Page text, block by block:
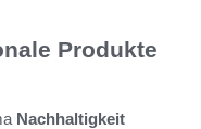
Produkte
Nachhaltigkeit